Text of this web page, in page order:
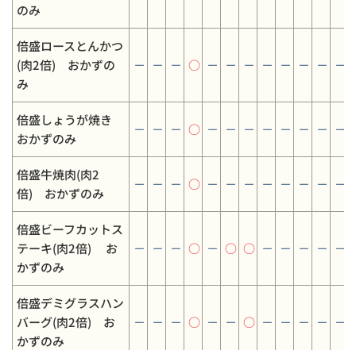
のみ
倍盛ロースとんかつ
(肉2倍) おかずの
み
－ － － ○ － － － － － － － －
倍盛しょうが焼き
おかずのみ
－ － － ○ － － － － － － － －
倍盛牛焼肉(肉2
倍) おかずのみ
－ － － ○ － － － － － － － －
倍盛ビーフカットス
テーキ(肉2倍) お
かずのみ
－ － － ○ － ○ ○ － － － － －
倍盛デミグラスハン
バーグ(肉2倍) お
かずのみ
－ － － ○ － － ○ － － － － －